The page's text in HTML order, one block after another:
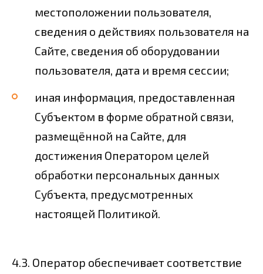
местоположении пользователя,
сведения о действиях пользователя на
Сайте, сведения об оборудовании
пользователя, дата и время сессии;
иная информация, предоставленная
Субъектом в форме обратной связи,
размещённой на Сайте, для
достижения Оператором целей
обработки персональных данных
Субъекта, предусмотренных
настоящей Политикой.
4.3. Оператор обеспечивает соответствие